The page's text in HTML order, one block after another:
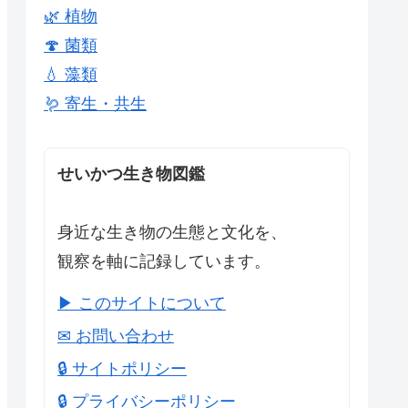
🌿 植物
🍄 菌類
💧 藻類
🪱 寄生・共生
せいかつ生き物図鑑
身近な生き物の生態と文化を、
観察を軸に記録しています。
▶ このサイトについて
✉ お問い合わせ
🔒 サイトポリシー
🔒 プライバシーポリシー